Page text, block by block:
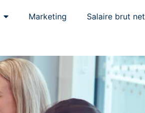
Marketing Salaire brut net